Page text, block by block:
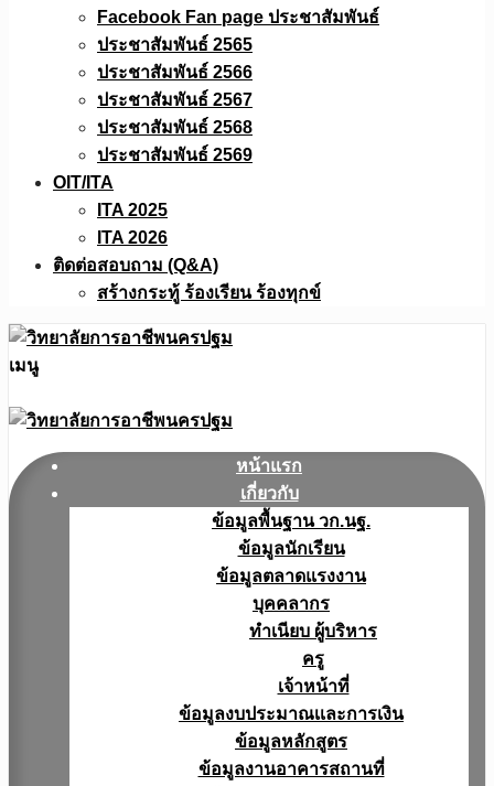
Facebook Fan page ประชาสัมพันธ์
ประชาสัมพันธ์ 2565
ประชาสัมพันธ์ 2566
ประชาสัมพันธ์ 2567
ประชาสัมพันธ์ 2568
ประชาสัมพันธ์ 2569
OIT/ITA
ITA 2025
ITA 2026
ติดต่อสอบถาม (Q&A)
สร้างกระทู้ ร้องเรียน ร้องทุกข์
เมนู
หน้าแรก
เกี่ยวกับ
ข้อมูลพื้นฐาน วก.นฐ.
ข้อมูลนักเรียน
ข้อมูลตลาดแรงงาน
บุคคลากร
ทำเนียบ ผู้บริหาร
ครู
เจ้าหน้าที่
ข้อมูลงบประมาณเเละการเงิน
ข้อมูลหลักสูตร
ข้อมูลงานอาคารสถานที่